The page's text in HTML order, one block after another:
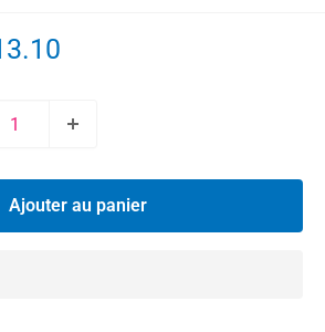
Ajouter au panier